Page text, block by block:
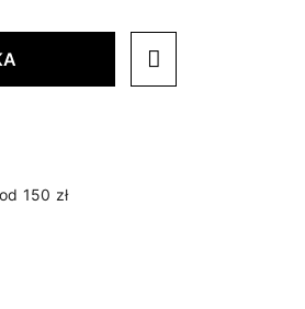
150 zł